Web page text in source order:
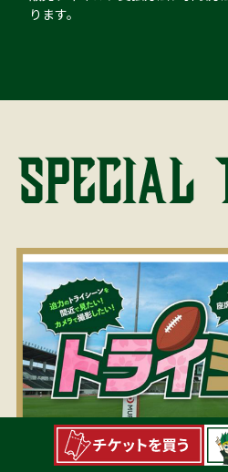
ります。